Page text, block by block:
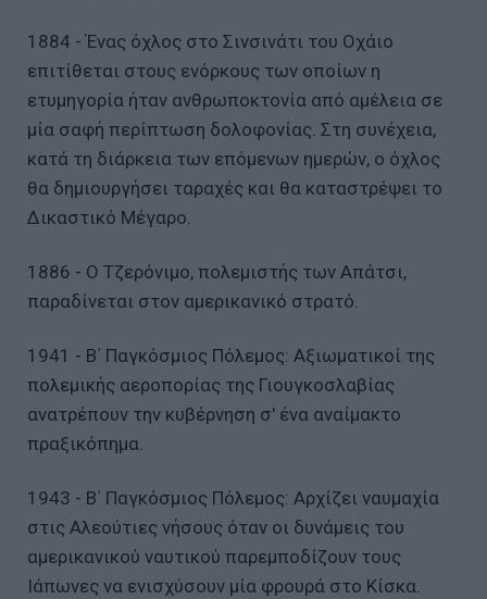
1884 - Ένας όχλος στο Σινσινάτι του Οχάιο
επιτίθεται στους ενόρκους των οποίων η
ετυμηγορία ήταν ανθρωποκτονία από αμέλεια σε
μία σαφή περίπτωση δολοφονίας. Στη συνέχεια,
κατά τη διάρκεια των επόμενων ημερών, ο όχλος
θα δημιουργήσει ταραχές και θα καταστρέψει το
Δικαστικό Μέγαρο.
1886 - Ο Τζερόνιμο, πολεμιστής των Απάτσι,
παραδίνεται στον αμερικανικό στρατό.
1941 - Β΄ Παγκόσμιος Πόλεμος: Αξιωματικοί της
πολεμικής αεροπορίας της Γιουγκοσλαβίας
ανατρέπουν την κυβέρνηση σ' ένα αναίμακτο
πραξικόπημα.
1943 - Β΄ Παγκόσμιος Πόλεμος: Αρχίζει ναυμαχία
στις Αλεούτιες νήσους όταν οι δυνάμεις του
αμερικανικού ναυτικού παρεμποδίζουν τους
Ιάπωνες να ενισχύσουν μία φρουρά στο Κίσκα.